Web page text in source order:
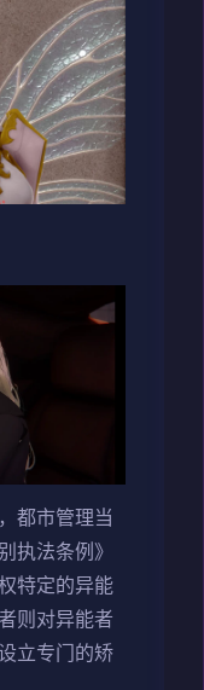
都市管理当
执法条例》
特定的异能
则对异能者
立专门的矫